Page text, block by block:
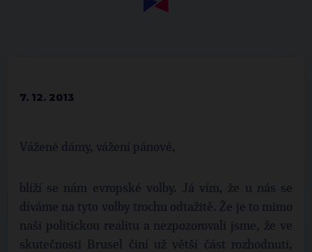
7. 12. 2013
Vážené dámy, vážení pánové,
blíží se nám evropské volby. Já vím, že u nás se
díváme na tyto volby trochu odtažitě. Že je to mimo
naši politickou realitu a nezpozorovali jsme, že ve
skutečnosti Brusel činí už větší část rozhodnutí,